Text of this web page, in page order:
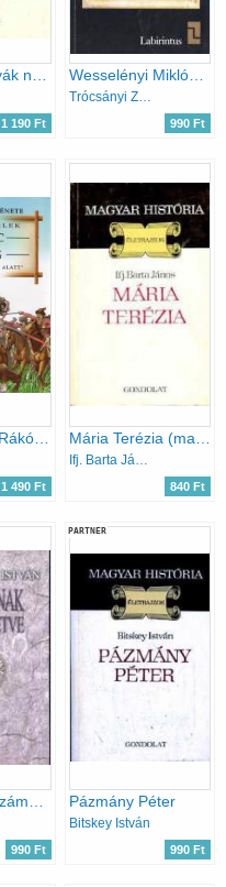
Kényszerpályák nemzedéke 1795-1815 (magyar história)
1 190 Ft
Wesselényi Miklós hűtlenségi pere
Trócsányi Zsolt
990 Ft
1 490 Ft
Ifj. Barta János
840 Ft
990 Ft
PARTNER
Pázmány Péter
Bitskey István
990 Ft